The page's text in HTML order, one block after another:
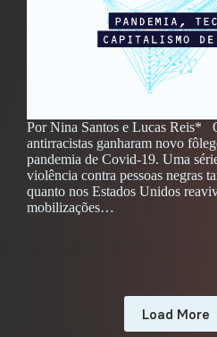
Por Nina Santos e Lucas Reis*
antirracistas ganharam novo
pandemia de Covid-19. Uma
violência contra pessoas negras
quanto nos Estados Unidos
mobilizações…
Load More